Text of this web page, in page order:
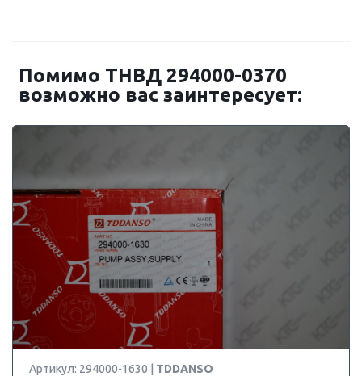
Помимо ТНВД 294000-0370
возможно вас заинтересует:
Артикул: 294000-1630 | TDDANSO